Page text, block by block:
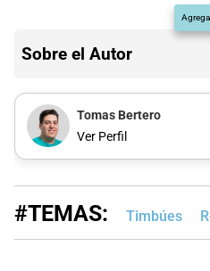
Sobre el Autor
Tomas Bertero
Ver Perfil
#TEMAS: Timbúes